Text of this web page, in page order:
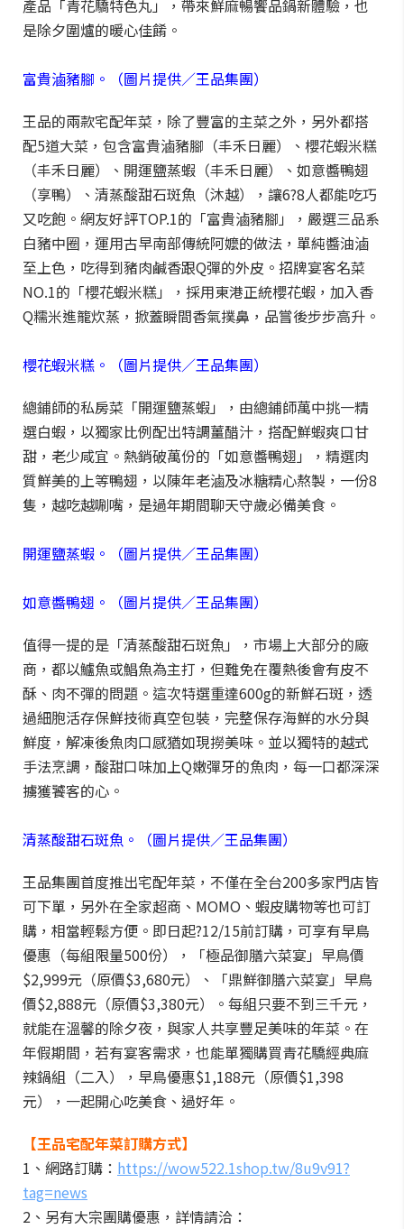
產品「青花驕特色丸」，帶來鮮麻暢饗品鍋新體驗，也
是除夕圍爐的暖心佳餚。
富貴滷豬腳。（圖片提供／王品集團）
王品的兩款宅配年菜，除了豐富的主菜之外，另外都搭
配5道大菜，包含富貴滷豬腳（丰禾日麗）、櫻花蝦米糕
（丰禾日麗）、開運鹽蒸蝦（丰禾日麗）、如意醬鴨翅
（享鴨）、清蒸酸甜石斑魚（沐越），讓6?8人都能吃巧
又吃飽。網友好評TOP.1的「富貴滷豬腳」，嚴選三品系
白豬中圈，運用古早南部傳統阿嬤的做法，單純醬油滷
至上色，吃得到豬肉鹹香跟Q彈的外皮。招牌宴客名菜
NO.1的「櫻花蝦米糕」，採用東港正統櫻花蝦，加入香
Q糯米進籠炊蒸，掀蓋瞬間香氣撲鼻，品嘗後步步高升。
櫻花蝦米糕。（圖片提供／王品集團）
總鋪師的私房菜「開運鹽蒸蝦」，由總鋪師萬中挑一精
選白蝦，以獨家比例配出特調薑醋汁，搭配鮮蝦爽口甘
甜，老少咸宜。熱銷破萬份的「如意醬鴨翅」，精選肉
質鮮美的上等鴨翅，以陳年老滷及冰糖精心熬製，一份8
隻，越吃越唰嘴，是過年期間聊天守歲必備美食。
開運鹽蒸蝦。（圖片提供／王品集團）
如意醬鴨翅。（圖片提供／王品集團）
值得一提的是「清蒸酸甜石斑魚」，市場上大部分的廠
商，都以鱸魚或鯧魚為主打，但難免在覆熱後會有皮不
酥、肉不彈的問題。這次特選重達600g的新鮮石斑，透
過細胞活存保鮮技術真空包裝，完整保存海鮮的水分與
鮮度，解凍後魚肉口感猶如現撈美味。並以獨特的越式
手法烹調，酸甜口味加上Q嫩彈牙的魚肉，每一口都深深
擄獲饕客的心。
清蒸酸甜石斑魚。（圖片提供／王品集團）
王品集團首度推出宅配年菜，不僅在全台200多家門店皆
可下單，另外在全家超商、MOMO、蝦皮購物等也可訂
購，相當輕鬆方便。即日起?12/15前訂購，可享有早鳥
優惠（每組限量500份），「極品御膳六菜宴」早鳥價
$2,999元（原價$3,680元）、「鼎鮮御膳六菜宴」早鳥
價$2,888元（原價$3,380元）。每組只要不到三千元，
就能在溫馨的除夕夜，與家人共享豐足美味的年菜。在
年假期間，若有宴客需求，也能單獨購買青花驕經典麻
辣鍋組（二入），早鳥優惠$1,188元（原價$1,398
元），一起開心吃美食、過好年。
【王品宅配年菜訂購方式】
1、網路訂購： https://wow522.1shop.tw/8u9v91?
tag=news
2、另有大宗團購優惠，詳情請洽：